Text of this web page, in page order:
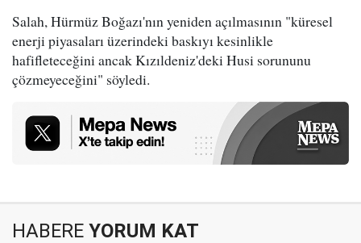
Salah, Hürmüz Boğazı'nın yeniden açılmasının "küresel
enerji piyasaları üzerindeki baskıyı kesinlikle
hafifleteceğini ancak Kızıldeniz'deki Husi sorununu
çözmeyeceğini" söyledi.
HABERE YORUM KAT